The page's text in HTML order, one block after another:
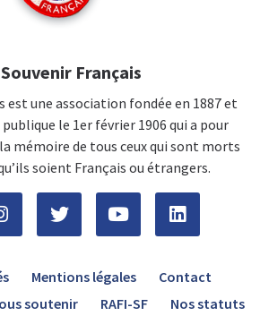
Français
est une association fondée en 1887 et
le 1er février 1906 qui a pour
mémoire de tous ceux qui sont morts
soient Français ou étrangers.
Mentions légales
Contact
soutenir RAFI-SF Nos statuts